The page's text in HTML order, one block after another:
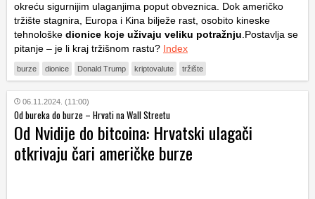
okreću sigurnijim ulaganjima poput obveznica. Dok američko
tržište stagnira, Europa i Kina bilježe rast, osobito kineske
tehnološke dionice koje uživaju veliku potražnju .Postavlja se
pitanje – je li kraj tržišnom rastu? Index
burze dionice Donald Trump kriptovalute tržište
06.11.2024. (11:00)
Od bureka do burze – Hrvati na Wall Streetu
Od Nvidije do bitcoina: Hrvatski ulagači
otkrivaju čari američke burze